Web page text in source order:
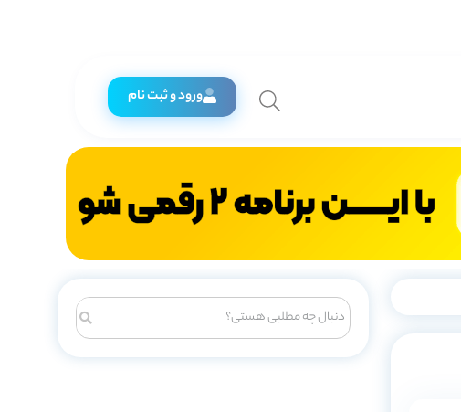
ورود و ثبت نام